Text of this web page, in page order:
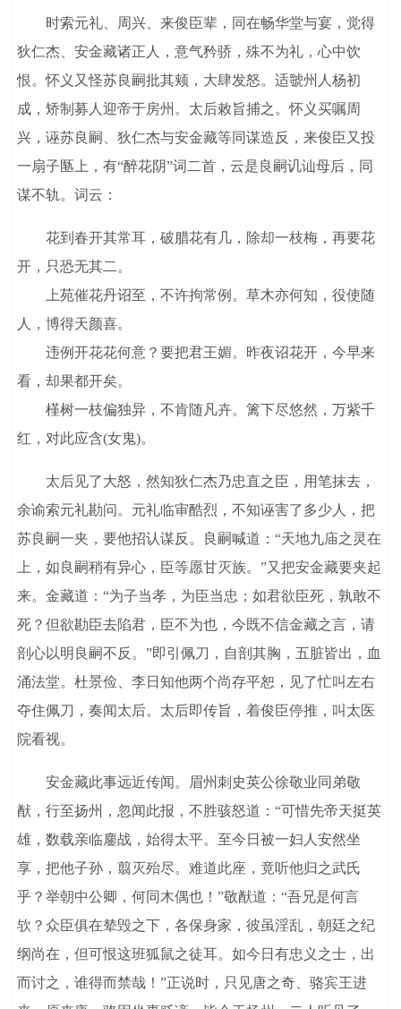
时索元礼、周兴、来俊臣辈，同在畅华堂与宴，觉得
狄仁杰、安金藏诸正人，意气矜骄，殊不为礼，心中饮
恨。怀义又怪苏良嗣批其颊，大肆发怒。适虢州人杨初
成，矫制募人迎帝于房州。太后敕旨捕之。怀义买嘱周
兴，诬苏良嗣、狄仁杰与安金藏等同谋造反，来俊臣又投
一扇子匦上，有“醉花阴”词二首，云是良嗣讥讪母后，同
谋不轨。词云：
花到春开其常耳，破腊花有几，除却一枝梅，再要花
开，只恐无其二。
上苑催花丹诏至，不许拘常例。草木亦何知，役使随
人，博得天颜喜。
违例开花花何意？要把君王媚。昨夜诏花开，今早来
看，却果都开矣。
槿树一枝偏独异，不肯随凡卉。篱下尽悠然，万紫千
红，对此应含(女鬼)。
太后见了大怒，然知狄仁杰乃忠直之臣，用笔抹去，
余谕索元礼勘问。元礼临审酷烈，不知诬害了多少人，把
苏良嗣一夹，要他招认谋反。良嗣喊道：“天地九庙之灵在
上，如良嗣稍有异心，臣等愿甘灭族。”又把安金藏要夹起
来。金藏道：“为子当孝，为臣当忠；如君欲臣死，孰敢不
死？但欲勘臣去陷君，臣不为也，今既不信金藏之言，请
剖心以明良嗣不反。”即引佩刀，自剖其胸，五脏皆出，血
涌法堂。杜景俭、李日知他两个尚存平恕，见了忙叫左右
夺住佩刀，奏闻太后。太后即传旨，着俊臣停推，叫太医
院看视。
安金藏此事远近传闻。眉州刺史英公徐敬业同弟敬
猷，行至扬州，忽闻此报，不胜骇怒道：“可惜先帝天挺英
雄，数载亲临鏖战，始得太平。至今日被一妇人安然坐
享，把他子孙，翦灭殆尽。难道此座，竟听他归之武氏
乎？举朝中公卿，何同木偶也！”敬猷道：“吾兄是何言
欤？众臣俱在辇毁之下，各保身家，彼虽淫乱，朝廷之纪
纲尚在，但可恨这班狐鼠之徒耳。如今日有忠义之士，出
而讨之，谁得而禁哉！”正说时，只见唐之奇、骆宾王进